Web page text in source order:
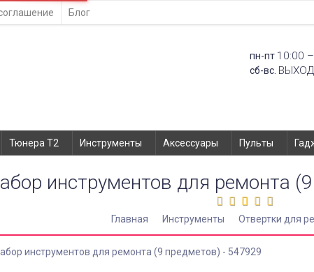
Блог
пн-пт 10:00
сб-вс.
Тюнера T2 Инструменты Аксессуары Пульты
инструментов для ремонта
Главная Инструменты Отвертки для